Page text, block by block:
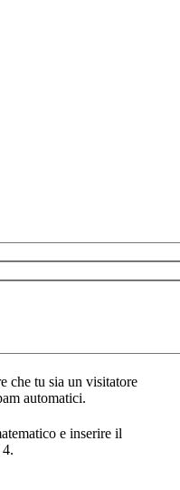
che tu sia un visitatore
automatici.
e inserire il